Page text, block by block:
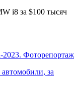
2023. Фоторепортаж
за